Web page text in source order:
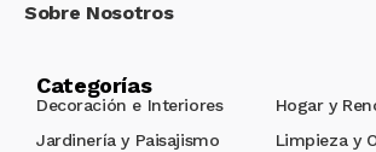
Sobre Nosotros
Categorías
Decoración e Interiores
Hogar y
Jardinería y Paisajismo
Limpieza y